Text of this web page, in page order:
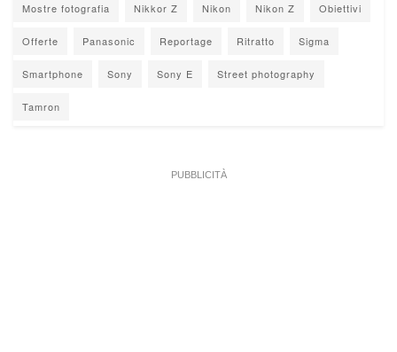
Mostre fotografia Nikkor Z Nikon Nikon Z Obiettivi
Offerte Panasonic Reportage Ritratto Sigma
Smartphone Sony Sony E Street photography
Tamron
PUBBLICITÀ